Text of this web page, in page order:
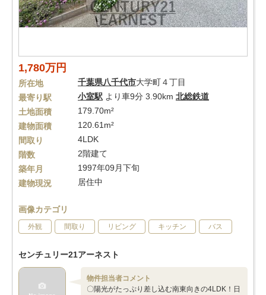
1,780万円
所在地 千葉県八千代市大学町４丁目
最寄り駅
小室駅 より車9分 3.90km 北総鉄道
土地面積
179.70m²
建物面積
120.61m²
間取り
4LDK
階数
2階建て
築年月
1997年09月下旬
建物現況
居住中
画像カテゴリ
外観 間取り リビング キッチン バス
センチュリー21アーネスト
物件担当者コメント
〇陽光がたっぷり差し込む南東向きの4LDK！日